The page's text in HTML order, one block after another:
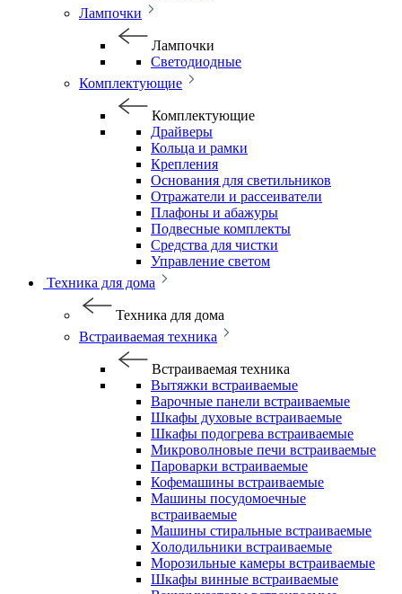
Лампочки
Лампочки
Светодиодные
Комплектующие
Комплектующие
Драйверы
Кольца и рамки
Крепления
Основания для светильников
Отражатели и рассеиватели
Плафоны и абажуры
Подвесные комплекты
Средства для чистки
Управление светом
Техника для дома
Техника для дома
Встраиваемая техника
Встраиваемая техника
Вытяжки встраиваемые
Варочные панели встраиваемые
Шкафы духовые встраиваемые
Шкафы подогрева встраиваемые
Микроволновые печи встраиваемые
Пароварки встраиваемые
Кофемашины встраиваемые
Машины посудомоечные
встраиваемые
Машины стиральные встраиваемые
Холодильники встраиваемые
Морозильные камеры встраиваемые
Шкафы винные встраиваемые